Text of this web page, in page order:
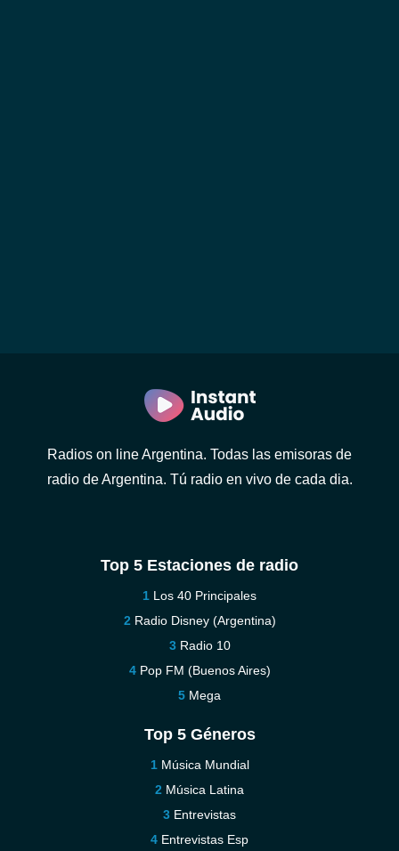
Radios on line Argentina. Todas las emisoras de
radio de Argentina. Tú radio en vivo de cada dia.
Top 5 Estaciones de radio
Los 40 Principales
Radio Disney (Argentina)
Radio 10
Pop FM (Buenos Aires)
Mega
Top 5 Géneros
Música Mundial
Música Latina
Entrevistas
Entrevistas Esp